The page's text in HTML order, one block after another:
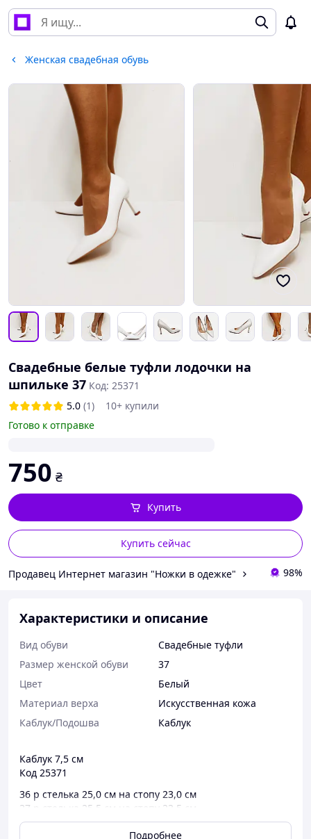
Женская свадебная обувь
Свадебные белые туфли лодочки на
шпильке 37 Код: 25371
5.0 (1)
10+ купили
Готово к отправке
750 ₴
Купить сейчас
Купить
Продавец Интернет магазин "Ножки в одежке" 98%
Характеристики и описание
Вид обуви
Свадебные туфли
Размер женской обуви
37
Цвет
Белый
Материал верха
Искусственная кожа
Каблук/Подошва
Каблук
Каблук 7,5 см
Код 25371
36 р стелька 25,0 см на стопу 23,0 см
37 р стелька 25,5 см на стопу 23,5 см
38 р стелька 26,0 см на стопу 24,0 см
39 р стелька 26,5 см на стопу 24,5 см
Подробнее